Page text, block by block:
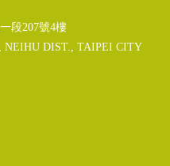
段207號4樓
NEIHU DIST., TAIPEI CITY